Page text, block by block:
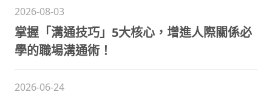
2026-08-03
掌握「溝通技巧」5大核心，增進人際關係必
學的職場溝通術！
2026-06-24